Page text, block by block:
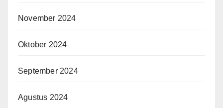
November 2024
Oktober 2024
September 2024
Agustus 2024